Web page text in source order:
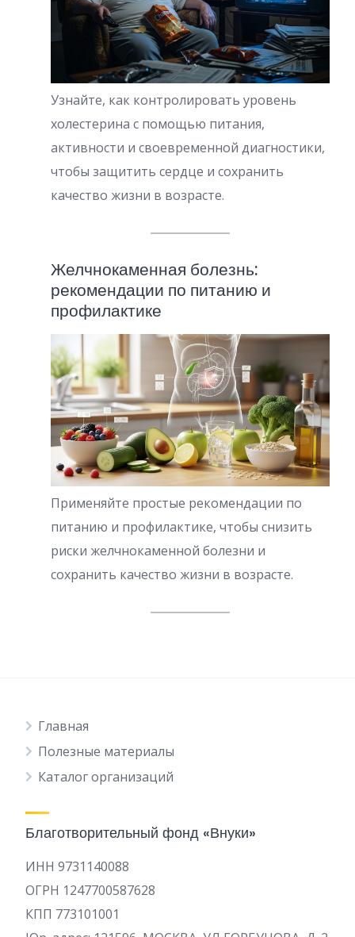
Узнайте, как контролировать уровень
холестерина с помощью питания,
активности и своевременной диагностики,
чтобы защитить сердце и сохранить
качество жизни в возрасте.
Желчнокаменная болезнь:
рекомендации по питанию и
профилактике
Применяйте простые рекомендации по
питанию и профилактике, чтобы снизить
риски желчнокаменной болезни и
сохранить качество жизни в возрасте.
Главная
Полезные материалы
Каталог организаций
Благотворительный фонд «Внуки»
ИНН 9731140088
ОГРН 1247700587628
КПП 773101001